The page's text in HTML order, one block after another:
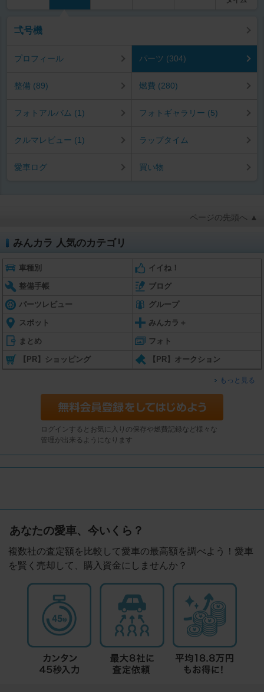
弌号機
プロフィール パーツ (304)
整備 (89) 燃費 (280)
フォトアルバム (1) フォトギャラリー (5)
クルマレビュー (1) ラップタイム
愛車ログ 買い物
ページの先頭へ ▲
みんカラ 人気のカテゴリ
車種別 イイね！
整備手帳 ブログ
パーツレビュー グループ
スポット みんカラ＋
まとめ フォト
【PR】ショッピング 【PR】オークション
もっと見る
ログインするとお気に入りの保存や燃費記録など様々な
管理が出来るようになります
あなたの愛車、今いくら？
複数社の査定額を比較して愛車の最高額を調べよう！愛車
を賢く売却して、購入資金にしませんか？